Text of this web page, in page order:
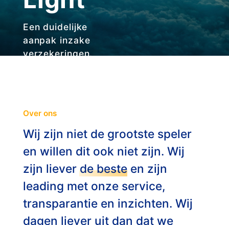
OVER ONS
NL
Een duidelijke
aanpak inzake
verzekeringen.
Over ons
Wij zijn niet de grootste speler
en willen dit ook niet zijn. Wij
zijn lieverde besteen zijn
leading met onze service,
transparantie en inzichten. Wij
dagen liever uit dan dat we